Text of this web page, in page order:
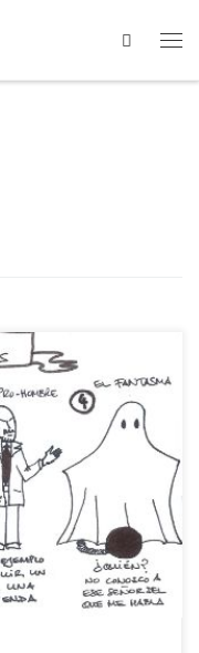
Search
de alguna figura de
(preferentemente
ese supuesto
muere y
[…]